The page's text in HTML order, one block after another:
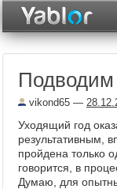
Подводим
vikond65 —
Уходящий год
результативным,
пройдена только
говорится, в
Думаю, для